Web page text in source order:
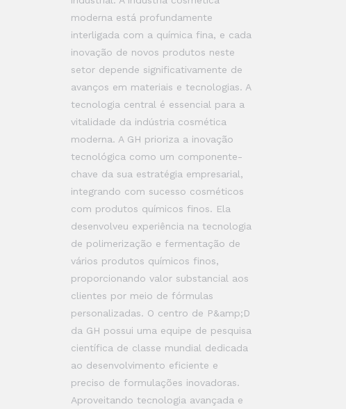
moderna está profundamente
interligada com a química fina, e cada
inovação de novos produtos neste
setor depende significativamente de
avanços em materiais e tecnologias. A
tecnologia central é essencial para a
vitalidade da indústria cosmética
moderna. A GH prioriza a inovação
tecnológica como um componente-
chave da sua estratégia empresarial,
integrando com sucesso cosméticos
com produtos químicos finos. Ela
desenvolveu experiência na tecnologia
de polimerização e fermentação de
vários produtos químicos finos,
proporcionando valor substancial aos
clientes por meio de fórmulas
personalizadas. O centro de P&amp;D
da GH possui uma equipe de pesquisa
científica de classe mundial dedicada
ao desenvolvimento eficiente e
preciso de formulações inovadoras.
Aproveitando tecnologia avançada e